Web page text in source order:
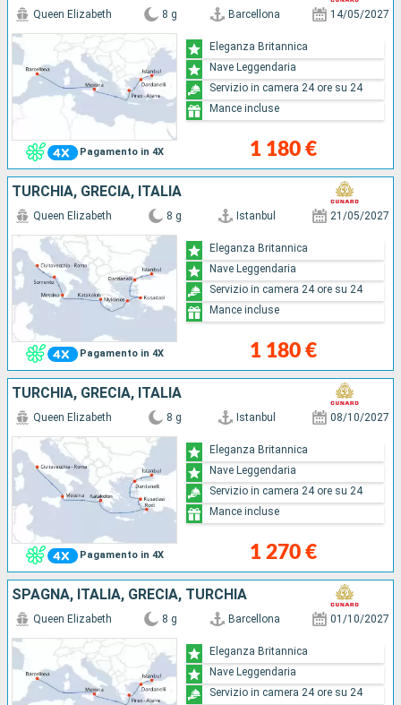
Pagamento in 4X
Queen Elizabeth 8 g Barcellona 14/05/2027
1 180 €
Eleganza Britannica
Nave Leggendaria
Servizio in camera 24 ore su 24
Mance incluse
TURCHIA, GRECIA, ITALIA
Pagamento in 4X
Queen Elizabeth 8 g Istanbul 21/05/2027
1 180 €
Eleganza Britannica
Nave Leggendaria
Servizio in camera 24 ore su 24
Mance incluse
TURCHIA, GRECIA, ITALIA
Pagamento in 4X
Queen Elizabeth 8 g Istanbul 08/10/2027
1 270 €
Eleganza Britannica
Nave Leggendaria
Servizio in camera 24 ore su 24
Mance incluse
SPAGNA, ITALIA, GRECIA, TURCHIA
Queen Elizabeth 8 g Barcellona 01/10/2027
Eleganza Britannica
Nave Leggendaria
Servizio in camera 24 ore su 24